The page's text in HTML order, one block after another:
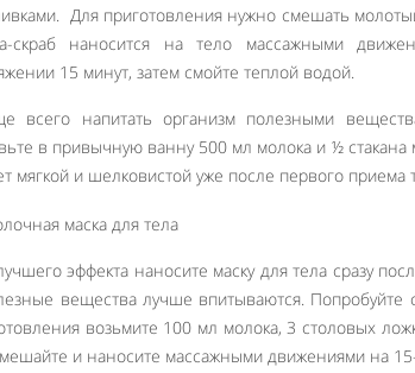
Для приготовления нужно смешать
скраб наносится на тело массажными
15 минут, затем смойте теплой водой.
всего напитать организм полезными
в привычную ванну 500 мл молока и ½
мягкой и шелковистой уже после первого приема
эффекта наносите маску для тела сразу
вещества лучше впитываются. Попробуйте
возьмите 100 мл молока, 3 столовых
и наносите массажными движениями на